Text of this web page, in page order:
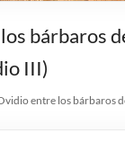
bárbaros
III)
entre los bárbaros